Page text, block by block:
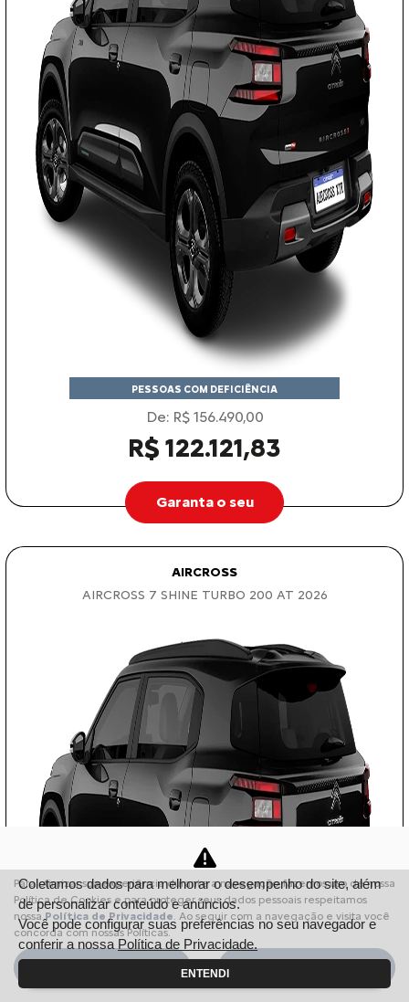
PESSOAS COM DEFICIÊNCIA
De: R$ 156.490,00
R$ 122.121,83
Garanta o seu
AIRCROSS
AIRCROSS 7 SHINE TURBO 200 AT 2026
Para otimizar sua experiência durante a navegação, fazemos uso de nossa
Política de Cookies e para proteger seus dados pessoais respeitamos
nossaPolítica de Privacidade. Ao seguir com a navegação e visita você
concorda com nossas Políticas.
Coletamos dados para melhorar o desempenho do site, além
de personalizar conteúdo e anúncios.
Você pode configurar suas preferências no seu navegador e
conferir a nossa Política de Privacidade.
ENTENDI